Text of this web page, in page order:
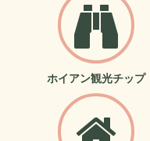
ホイアン観光チップ